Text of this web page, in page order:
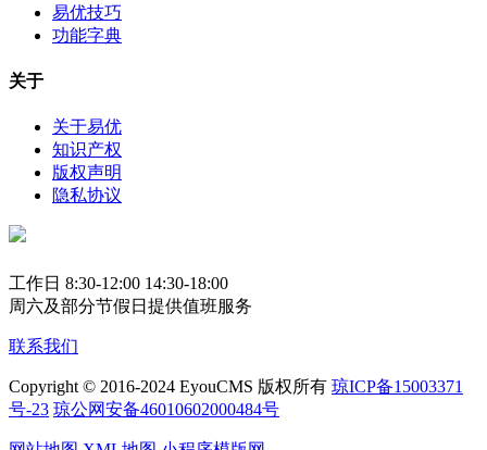
易优技巧
功能字典
关于
关于易优
知识产权
版权声明
隐私协议
工作日 8:30-12:00 14:30-18:00
周六及部分节假日提供值班服务
联系我们
Copyright © 2016-2024 EyouCMS 版权所有 琼ICP备15003371
号-23 琼公网安备46010602000484号